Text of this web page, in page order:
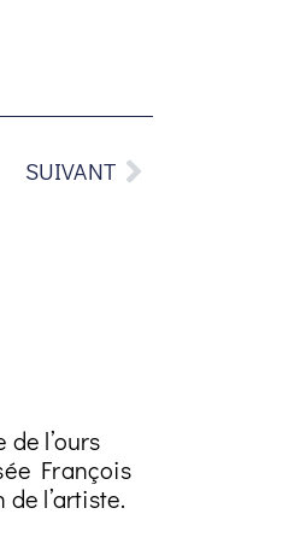
SUIVANT
l’ours
François
l’artiste.